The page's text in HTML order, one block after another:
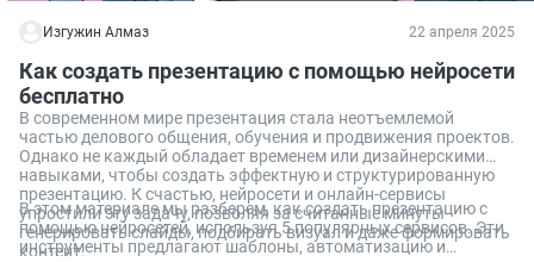
Изгужин Алмаз 22 апреля 2025
Как создать презентацию с помощью нейросети
бесплатно
В современном мире презентация стала неотъемлемой
частью делового общения, обучения и продвижения проектов.
Однако не каждый обладает временем или дизайнерскими
навыками, чтобы создать эффектную и структурированную
презентацию. К счастью, нейросети и онлайн-сервисы
упростили эту задачу, позволяя за считанные минуты
генерировать слайды, подбирать визуал и даже формировать
контент.
В этом материале мы разберем, как создать презентацию с
помощью нейросетей, используя 5 популярных сервисов. Эти
инструменты предлагают шаблоны, автоматизацию и